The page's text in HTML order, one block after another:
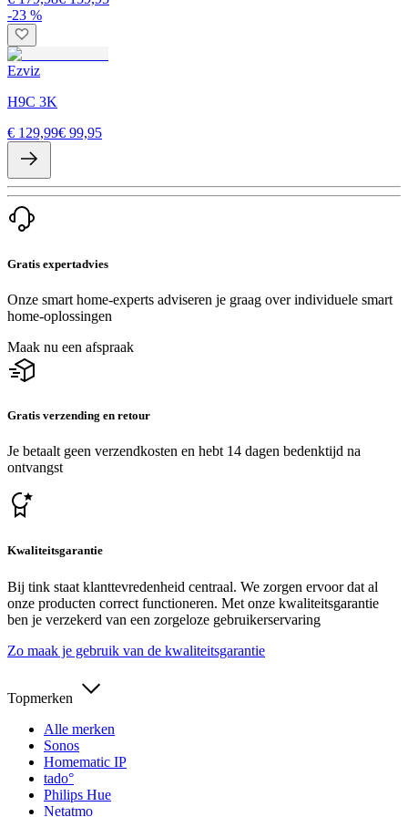
-23 %
Ezviz
H9C 3K
€ 129,99€ 99,95
Gratis expertadvies
Onze smart home-experts adviseren je graag over individuele smart
home-oplossingen
Maak nu een afspraak
Gratis verzending en retour
Je betaalt geen verzendkosten en hebt 14 dagen bedenktijd na
ontvangst
Kwaliteitsgarantie
Bij tink staat klanttevredenheid centraal. We zorgen ervoor dat al
onze producten correct functioneren. Met onze kwaliteitsgarantie
ben je verzekerd van een zorgeloze gebruikerservaring
Zo maak je gebruik van de kwaliteitsgarantie
Topmerken
Alle merken
Sonos
Homematic IP
tado°
Philips Hue
Netatmo